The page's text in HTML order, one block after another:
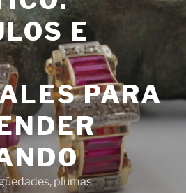
E
PARA
plumas